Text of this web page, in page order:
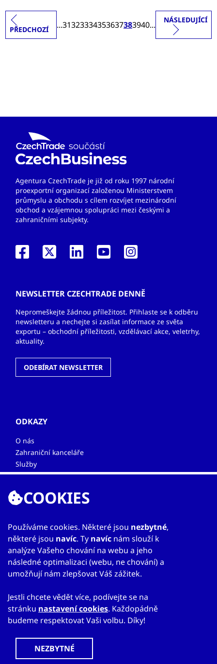
PŘEDCHOZÍ ...31323334353637383940... NÁSLEDUJÍCÍ
Agentura CzechTrade je již od roku 1997 národní
proexportní organizací založenou Ministerstvem
průmyslu a obchodu s cílem rozvíjet mezinárodní
obchod a vzájemnou spolupráci mezi českými a
zahraničními subjekty.
NEWSLETTER CZECHTRADE DENNĚ
Nepromeškejte žádnou příležitost. Přihlaste se k odběru
newsletteru a nechejte si zasílat informace ze světa
exportu – obchodní příležitosti, vzdělávací akce, veletrhy,
aktuality.
ODEBÍRAT NEWSLETTER
ODKAZY
O nás
Zahraniční kanceláře
Služby
Kontakty
© 2023
CzechTrade
Mapa webuProhlášení o přístupnosti
Nastavení cookies
COOKIES
Používáme cookies. Některé jsou nezbytné,
některé jsou navíc. Ty navíc nám slouží k
analýze Vašeho chování na webu a jeho
následné optimalizaci (webu, ne chování) a
umožňují nám zlepšovat Váš zážitek.
Jestli chcete vědět více, podívejte se na
stránku nastavení cookies. Každopádně
budeme respektovat Vaši volbu. Díky!